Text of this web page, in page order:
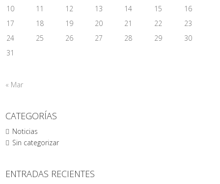
10
11 12 13 14 15
16
17
18 19 20 21 22
23
24
25 26 27 28 29
30
31
« Mar
CATEGORÍAS
Noticias
Sin categorizar
ENTRADAS RECIENTES